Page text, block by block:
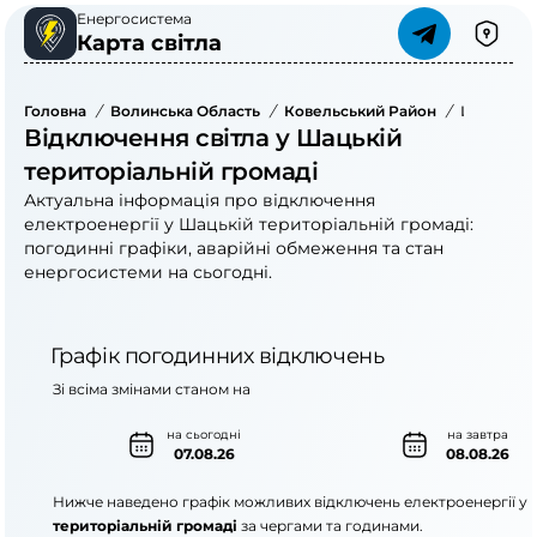
Енергосистема
Карта світла
Головна / Волинська Область / Ковельський Район / Шацька
Відключення світла у Шацькій
територіальній громаді
Актуальна інформація про відключення
електроенергії у Шацькій територіальній громаді:
погодинні графіки, аварійні обмеження та стан
енергосистеми на сьогодні.
Графік погодинних відключень
на сьогодні
07.08.26
на завтра
08.08.26
Зі всіма змінами станом на
Нижче наведено графік можливих відключень електроенергії у
територіальній громаді за чергами та годинами.